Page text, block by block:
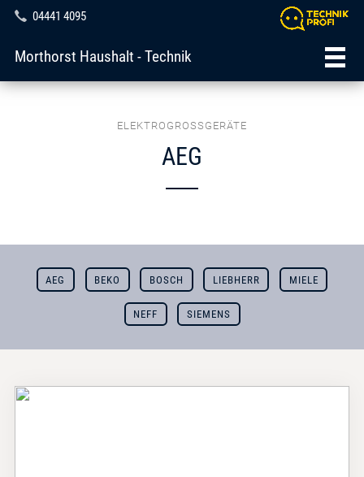
04441 4095
Morthorst Haushalt - Technik
ELEKTROGROSSGERÄTE
AEG
AEG BEKO BOSCH LIEBHERR MIELE
NEFF SIEMENS